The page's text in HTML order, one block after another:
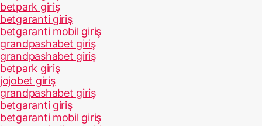
betpark giriş
betgaranti giriş
betgaranti mobil giriş
grandpashabet giriş
grandpashabet giriş
betpark giriş
jojobet giriş
grandpashabet giriş
betgaranti giriş
betgaranti mobil giriş